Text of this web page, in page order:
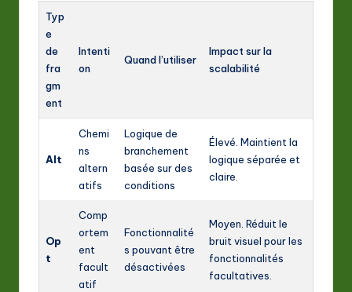
Typ
e
de
fra
gm
ent
Intenti
on
Quand l’utiliser
Impact sur la
scalabilité
Alt
Chemi
ns
altern
atifs
Logique de
branchement
basée sur des
conditions
Élevé. Maintient la
logique séparée et
claire.
Op
t
Comp
ortem
ent
facult
atif
Fonctionnalité
s pouvant être
désactivées
Moyen. Réduit le
bruit visuel pour les
fonctionnalités
facultatives.